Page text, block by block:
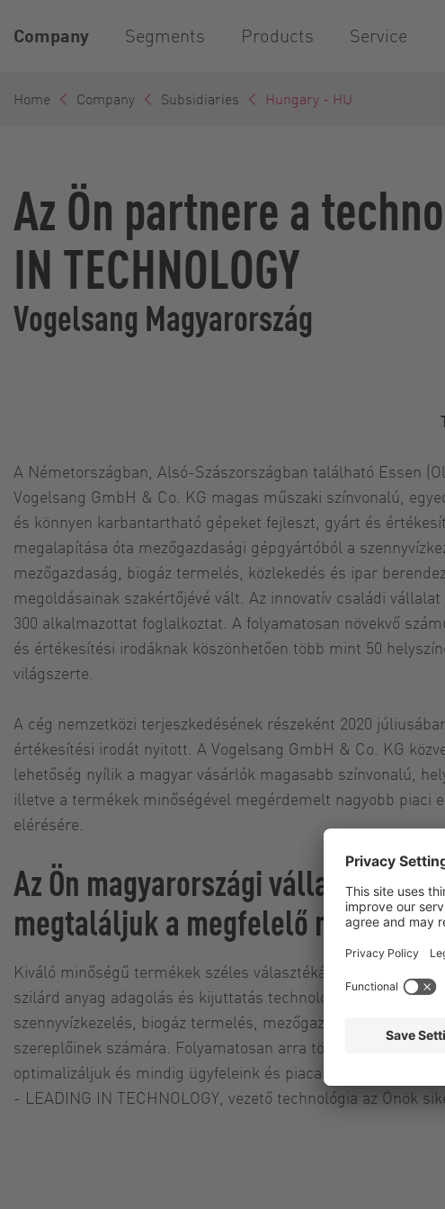
Company Segments Products Service
Home Company Subsidiaries Hungary - HU
Az Ön partnere a
IN TECHNOLOGY
Vogelsang Magyarország
A Németországban, Alsó-Szászországban található Essen
Vogelsang GmbH & Co. KG magas műszaki színvonalú,
és könnyen karbantartható gépeket fejleszt, gyárt és
megalapítása óta mezőgazdasági gépgyártóból a
mezőgazdaság, biogáz termelés, közlekedés és ipar
megoldásainak szakértőjévé vált. Az innovatív családi
300 alkalmazottat foglalkoztat. A folyamatosan növekvő
és értékesítési irodáknak köszönhetően több mint 50
világszerte.
A cég nemzetközi terjeszkedésének részeként 2020
értékesítési irodát nyitott. A Vogelsang GmbH & Co. KG
lehetőség nyílik a magyar vásárlók magasabb színvonalú,
illetve a termékek minőségével megérdemelt nagyobb piaci
elérésére.
Az Ön magyarországi vállalkozása
megtaláljuk a megfelelő megoldást
Kiváló minőségű termékek széles választékát kínáljuk
szilárd anyag adagolás és kijuttatás technológiák terén.
szennyvízkezelés, biogáz termelés, mezőgazdaság és
szereplőinek számára. Folyamatosan arra törekszünk, hogy
optimalizáljuk és mindig ügyfeleink és piacaink igényeihez
- LEADING IN TECHNOLOGY, vezető technológia az Önök